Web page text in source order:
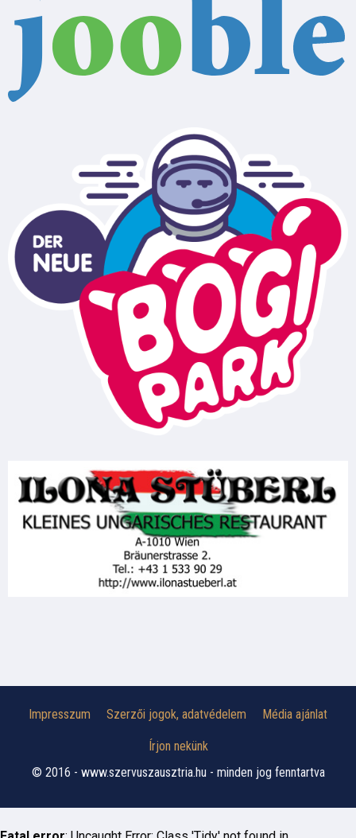
Impresszum Szerzői jogok, adatvédelem Média ajánlat
Írjon nekünk
© 2016 - www.szervuszausztria.hu - minden jog fenntartva